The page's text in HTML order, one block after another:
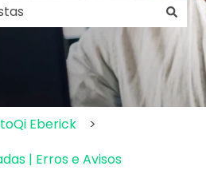
o campo de pesquisa
Eberick
| Erros e Avisos